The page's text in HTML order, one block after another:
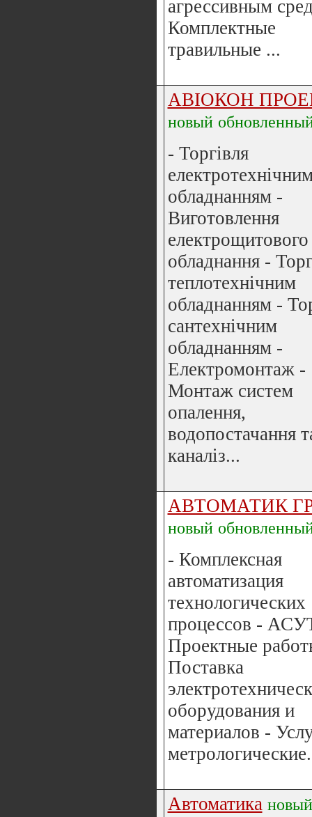
агрессивным
Комплектные
травильные ...
АВІОКОН
новый
- Торгівля
обладнанням -
Виготовлення
електрощитового
обладнання -
теплотехнічним
обладнанням -
сантехнічним
обладнанням -
Електромонтаж -
Монтаж систем
опалення,
водопостачання
каналіз...
АВТОМАТИК
новый
- Комплексная
автоматизация
технологических
процессов -
Проектные
Поставка
оборудования и
материалов -
Автоматика новый